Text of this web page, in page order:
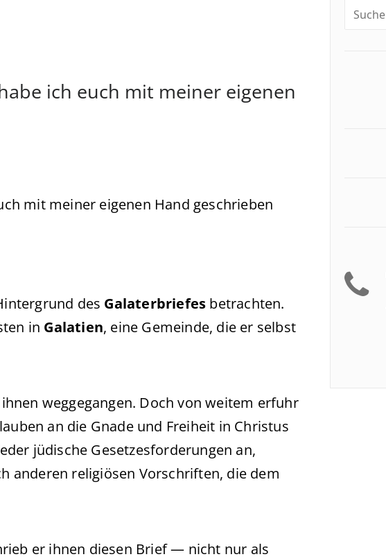
ich euch mit meiner eigenen
mit meiner eigenen Hand geschrieben
des Galaterbriefes betrachten.
in Galatien, eine Gemeinde, die er selbst
weggegangen. Doch von weitem erfuhr
an die Gnade und Freiheit in Christus
jüdische Gesetzesforderungen an,
anderen religiösen Vorschriften, die dem
er ihnen diesen Brief — nicht nur als